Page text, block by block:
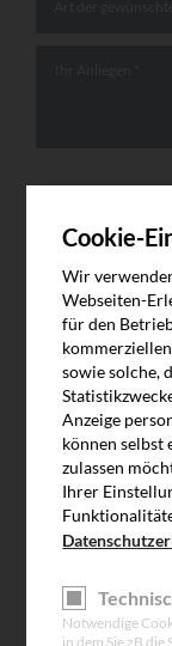
Zulässige
Um eine rasche
bitten wir Sie ein
aufgetretenen
mitzusenden.
Anrede*
Anrede *
Cookie-
Wir
Webseiten-
für den
sowie solche,
Anzeige
können selbst
zulassen
Ihrer
Notwendige
in dem Sie zB